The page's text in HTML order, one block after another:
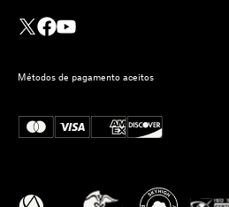
Métodos de pagamento aceitos